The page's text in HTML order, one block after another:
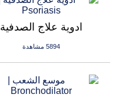
ادوية علاج الصدفية
5894 مشاهدة